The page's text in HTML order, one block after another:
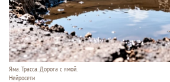
Яма. Трасса. Дорога с ямой.
Нейросети